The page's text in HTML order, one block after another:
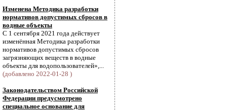
Изменена Методика разработки
нормативов допустимых сбросов в
водные объекты
С 1 сентября 2021 года действует
изменённая Методика разработки
нормативов допустимых сбросов
загрязняющих веществ в водные
объекты для водопользователей»,...
(добавлено 2022-01-28 )
Законодательством Российской
Федерации предусмотрено
специальное основание для